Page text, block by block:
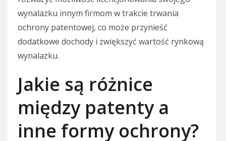
wynalazku innym firmom w trakcie trwania
ochrony patentowej, co może przynieść
dodatkowe dochody i zwiększyć wartość rynkową
wynalazku.
Jakie są różnice
między patenty a
inne formy ochrony?